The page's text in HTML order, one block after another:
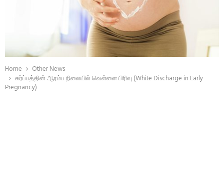
Home
Other News
கர்ப்பத்தின் ஆரம்ப நிலையில் வெள்ளை பிரிவு (White Discharge in Early
Pregnancy)